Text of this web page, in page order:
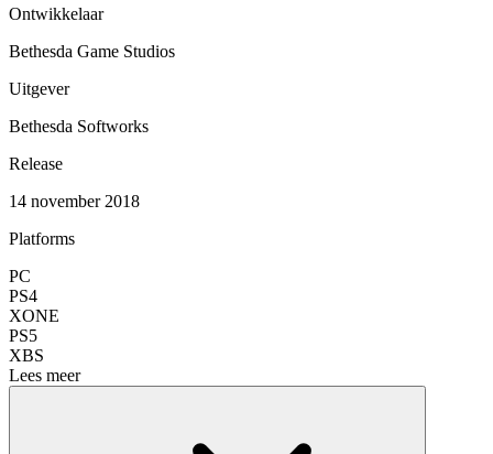
Ontwikkelaar
Bethesda Game Studios
Uitgever
Bethesda Softworks
Release
14 november 2018
Platforms
PC
PS4
XONE
PS5
XBS
Lees meer